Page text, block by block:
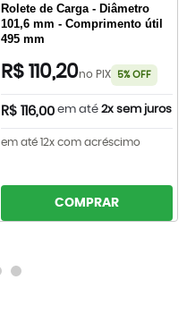
Rolete de Carga - Diâmetro
101,6 mm - Comprimento útil
495 mm
R$ 110,20no PIX 5% OFF
R$ 116,00 em até 2x sem juros
em até 12x com acréscimo
COMPRAR